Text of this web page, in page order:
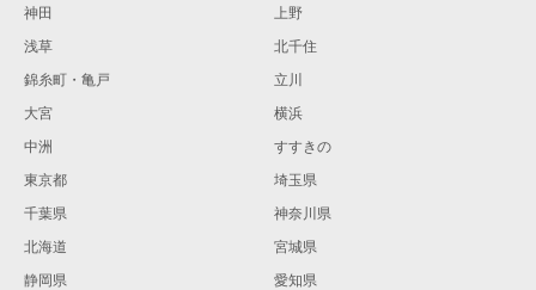
神田
上野
浅草
北千住
錦糸町・亀戸
立川
大宮
横浜
中洲
すすきの
東京都
埼玉県
千葉県
神奈川県
北海道
宮城県
静岡県
愛知県